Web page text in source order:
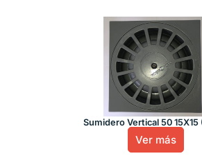
Sumidero Vertical 50 15X15
Ver más